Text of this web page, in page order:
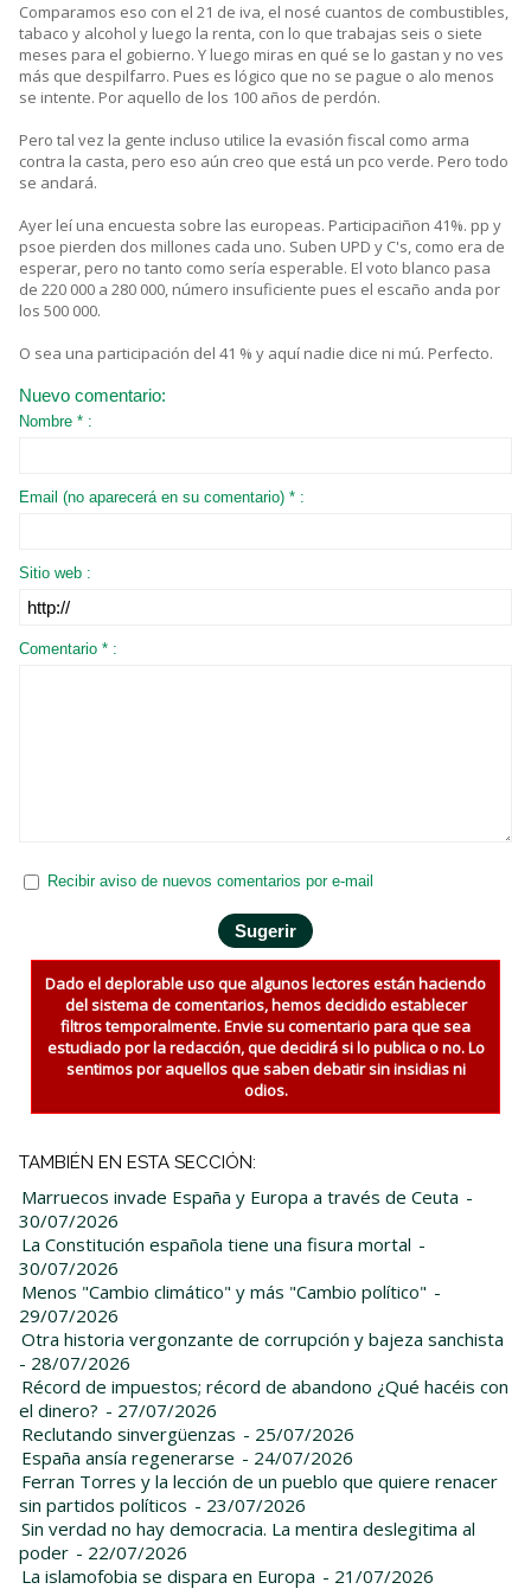
Comparamos eso con el 21 de iva, el nosé cuantos de combustibles,
tabaco y alcohol y luego la renta, con lo que trabajas seis o siete
meses para el gobierno. Y luego miras en qué se lo gastan y no ves
más que despilfarro. Pues es lógico que no se pague o alo menos
se intente. Por aquello de los 100 años de perdón.
Pero tal vez la gente incluso utilice la evasión fiscal como arma
contra la casta, pero eso aún creo que está un pco verde. Pero todo
se andará.
Ayer leí una encuesta sobre las europeas. Participaciñon 41%. pp y
psoe pierden dos millones cada uno. Suben UPD y C's, como era de
esperar, pero no tanto como sería esperable. El voto blanco pasa
de 220 000 a 280 000, número insuficiente pues el escaño anda por
los 500 000.
O sea una participación del 41 % y aquí nadie dice ni mú. Perfecto.
Nuevo comentario:
Nombre * :
Email (no aparecerá en su comentario) * :
Sitio web :
Comentario * :
Recibir aviso de nuevos comentarios por e-mail
Dado el deplorable uso que algunos lectores están haciendo
del sistema de comentarios, hemos decidido establecer
filtros temporalmente. Envie su comentario para que sea
estudiado por la redacción, que decidirá si lo publica o no. Lo
sentimos por aquellos que saben debatir sin insidias ni
odios.
TAMBIÉN EN ESTA SECCIÓN:
Marruecos invade España y Europa a través de Ceuta -
30/07/2026
La Constitución española tiene una fisura mortal -
30/07/2026
Menos "Cambio climático" y más "Cambio político" -
29/07/2026
Otra historia vergonzante de corrupción y bajeza sanchista
- 28/07/2026
Récord de impuestos; récord de abandono ¿Qué hacéis con
el dinero? - 27/07/2026
Reclutando sinvergüenzas - 25/07/2026
España ansía regenerarse - 24/07/2026
Ferran Torres y la lección de un pueblo que quiere renacer
sin partidos políticos - 23/07/2026
Sin verdad no hay democracia. La mentira deslegitima al
poder - 22/07/2026
La islamofobia se dispara en Europa - 21/07/2026